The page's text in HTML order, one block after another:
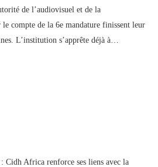
de l’audiovisuel et de la
compte de la 6e mandature finissent leur
L’institution s’apprête déjà à…
Cidh Africa renforce ses liens avec la